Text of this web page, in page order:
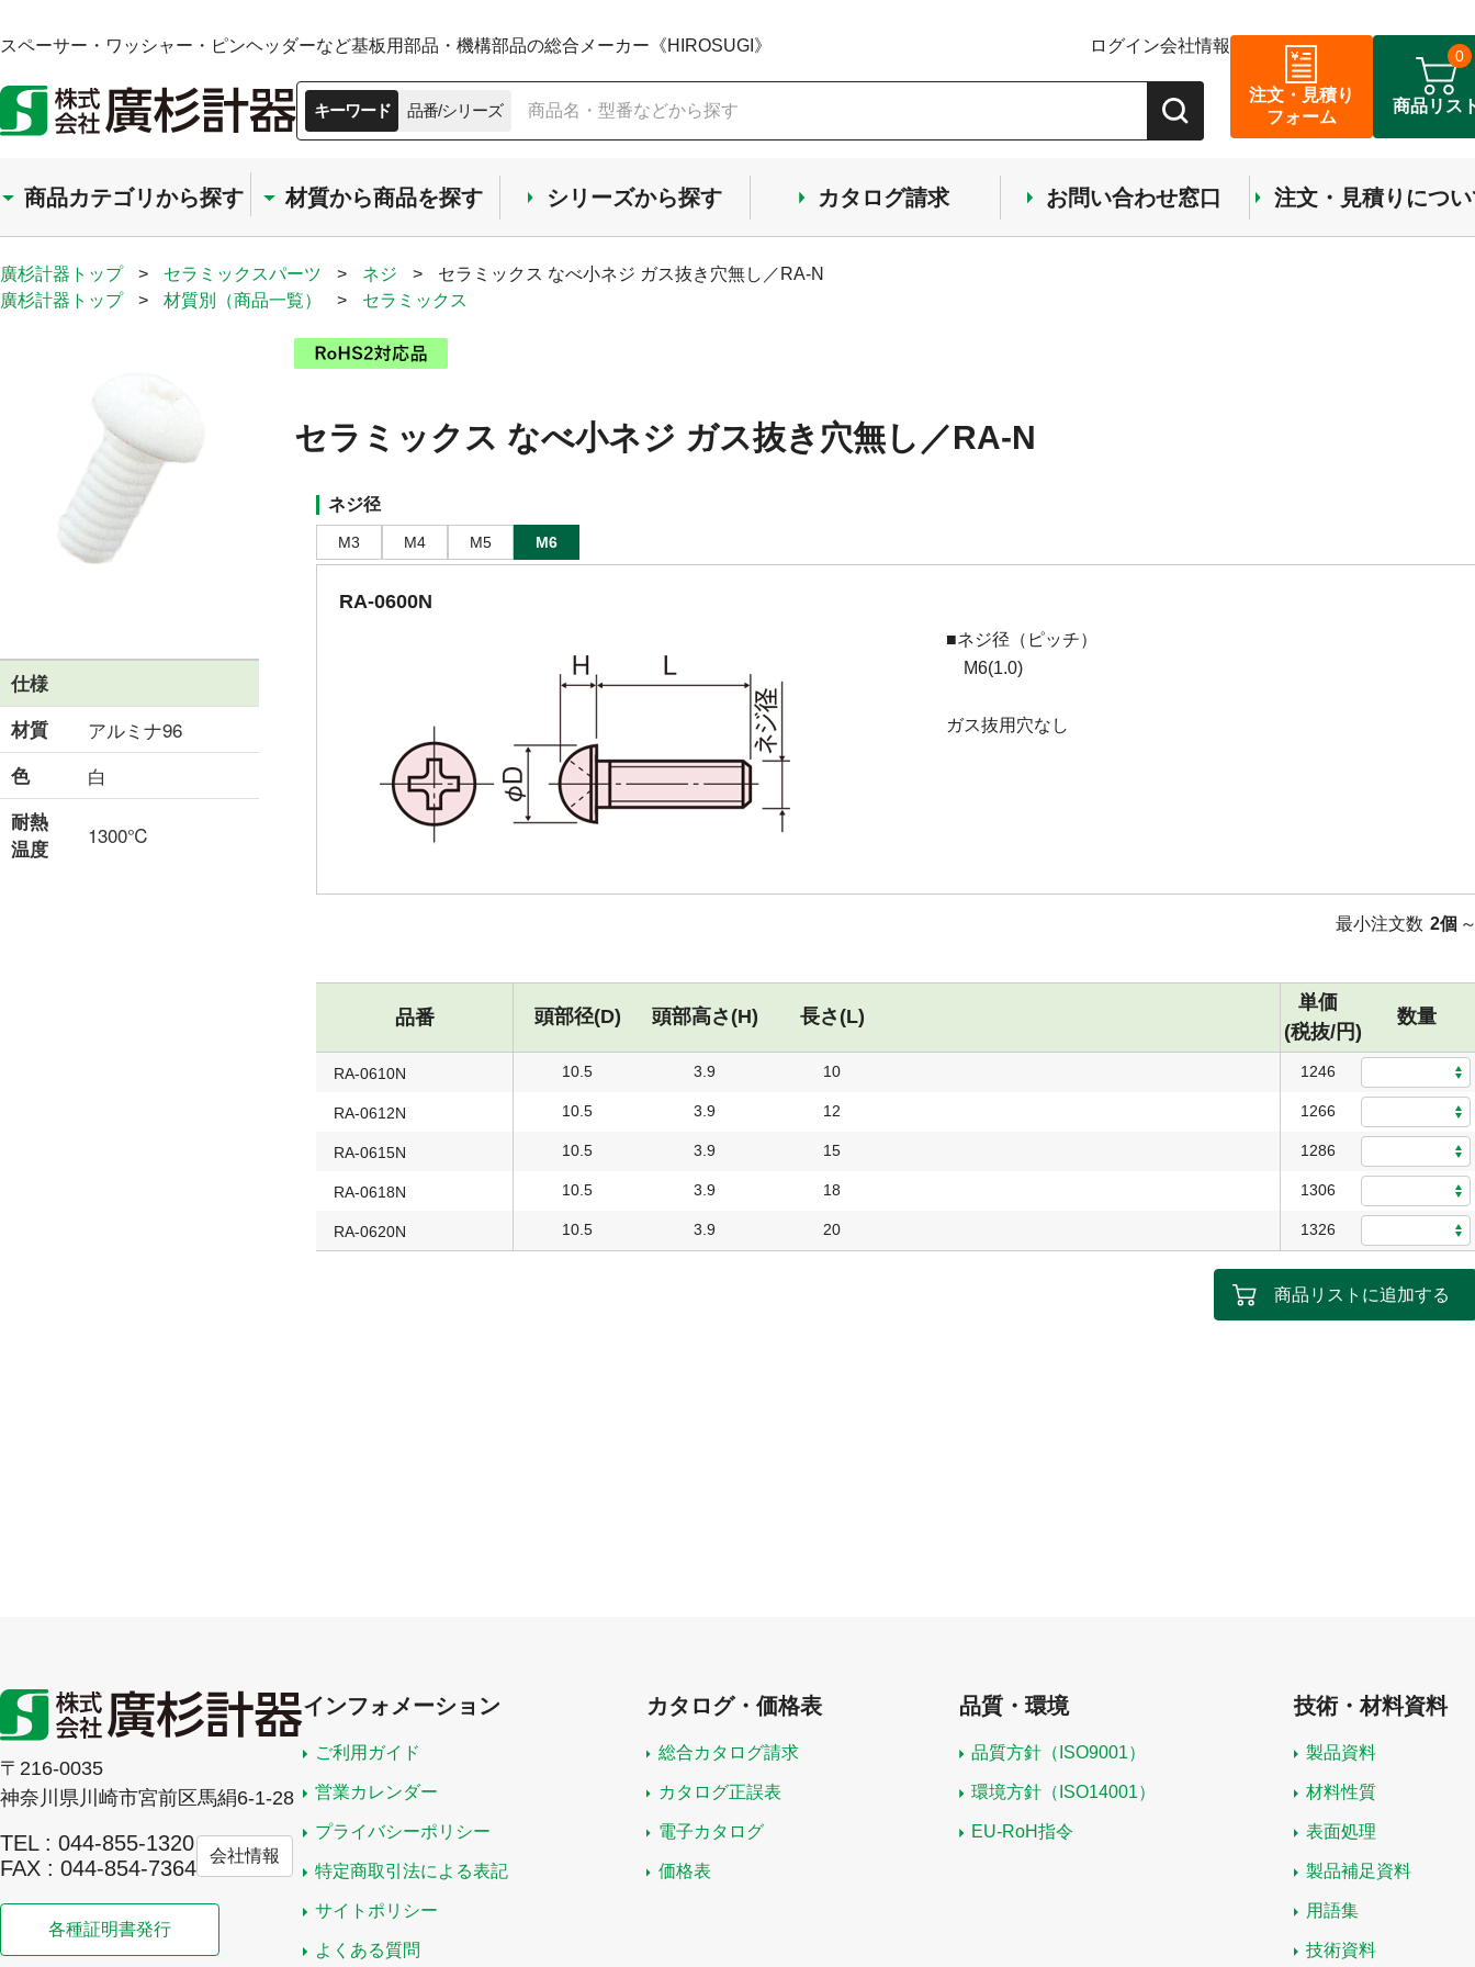
スペーサー・ワッシャー・ピンヘッダーなど基板用部品・機構部品の総合メーカー《HIROSUGI》 ログイン会社情報
キーワード 品番/シリーズ
注文・見積り
フォーム
商品リス
0
商品カテゴリから探す 材質から商品を探す シリーズから探す カタログ請求 お問い合わせ窓口 注文・見積りにつ
廣杉計器トップ > セラミックスパーツ > ネジ >
セラミックス なべ小ネジ ガス抜き穴無し／RA-N
廣杉計器トップ
> 材質別（商品一覧） > セラミックス
仕様
材質
アルミナ96
色 白
耐熱
温度
1300℃
セラミックス なべ小ネジ ガス抜き穴無し／RA-N
ネジ径
M3 M4 M5 M6
RA-0600N
■ネジ径（ピッチ）
M6(1.0)
ガス抜用穴なし
最小注文数 2個
品番 頭部径(D) 頭部高さ(H) 長さ(L)
単価
(税抜/円)
数量
RA-0610N 10.5 3.9 10 1246
RA-0612N 10.5 3.9 12 1266
RA-0615N 10.5 3.9 15 1286
RA-0618N 10.5 3.9 18 1306
RA-0620N 10.5 3.9 20 1326
商品リストに追加する
〒216-0035
神奈川県川崎市宮前区馬絹6-1-28
TEL : 044-855-1320
FAX : 044-854-7364
会社情報
各種証明書発行
インフォメーション
ご利用ガイド
営業カレンダー
プライバシーポリシー
特定商取引法による表記
サイトポリシー
よくある質問
カタログ・価格表
総合カタログ請求
カタログ正誤表
電子カタログ
価格表
品質・環境
品質方針（ISO9001）
環境方針（ISO14001）
EU-RoH指令
技術・材料資料
製品資料
材料性質
表面処理
製品補足資料
用語集
技術資料